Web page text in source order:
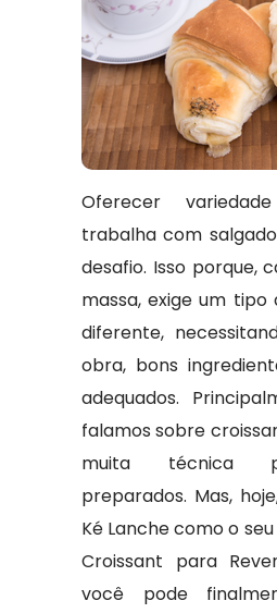
Oferecer
trabalha com
desafio. Isso porque,
massa, exige um
diferente,
obra, bons
adequados.
falamos sobre
muita técnica
preparados. Mas,
Ké Lanche como o
Croissant para
você pode